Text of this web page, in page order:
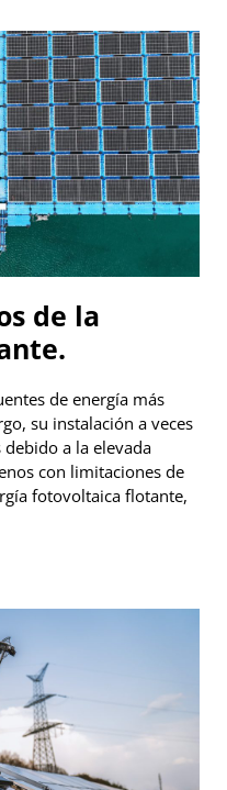
de la
de energía más
su instalación a veces
a la elevada
con limitaciones de
fotovoltaica flotante,